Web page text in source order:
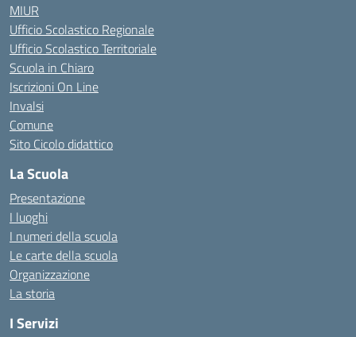
MIUR
Ufficio Scolastico Regionale
Ufficio Scolastico Territoriale
Scuola in Chiaro
Iscrizioni On Line
Invalsi
Comune
Sito Cicolo didattico
La Scuola
Presentazione
I luoghi
I numeri della scuola
Le carte della scuola
Organizzazione
La storia
I Servizi